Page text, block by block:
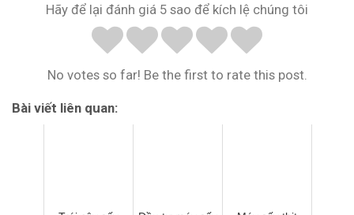
Hãy để lại đánh giá 5 sao để kích lệ chúng tôi
No votes so far! Be the first to rate this post.
Bài viết liên quan: